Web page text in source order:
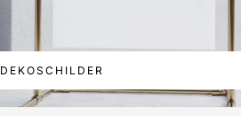
DEKOSCHILDER